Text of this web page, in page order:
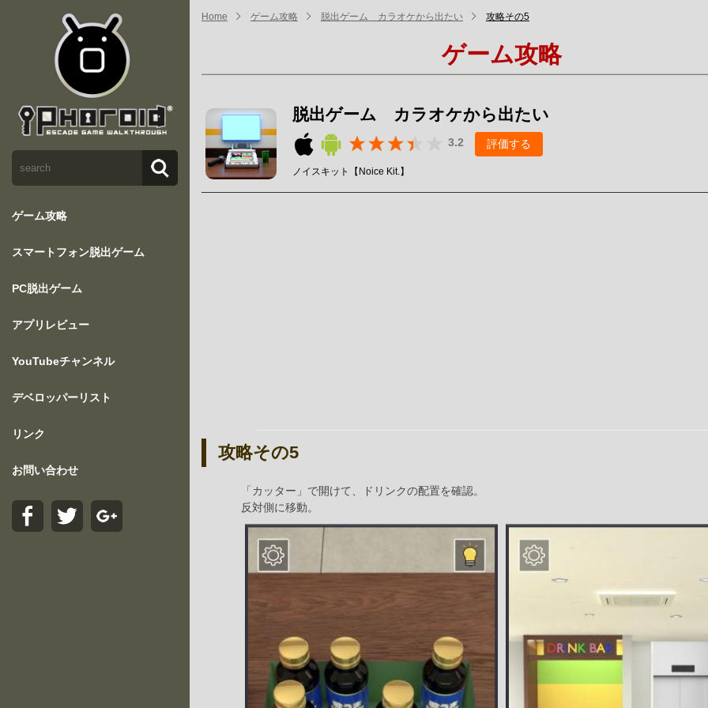
ゲーム攻略
スマートフォン脱出ゲーム
PC脱出ゲーム
アプリレビュー
YouTubeチャンネル
デベロッパーリスト
リンク
お問い合わせ
Home ゲーム攻略 脱出ゲーム カラオケから出たい 攻略その5
ゲーム攻略
脱出ゲーム カラオケから出たい
3.2 評価する
ノイスキット【Noice Kit.】
攻略その5
「カッター」で開けて、ドリンクの配置を確認。
反対側に移動。